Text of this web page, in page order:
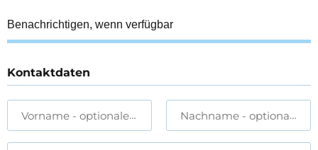
Benachrichtigen, wenn verfügbar
Kontaktdaten
Vorname - optionale Angabe Nachname - optionale